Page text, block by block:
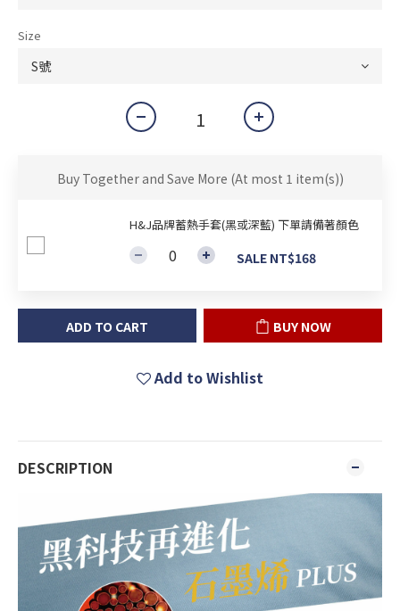
Size
Buy Together and Save More (At most 1 item(s))
H&J品牌蓄熱手套(黑或深藍) 下單請備著顏色
SALE NT$168
ADD TO CART BUY NOW
Add to Wishlist
DESCRIPTION